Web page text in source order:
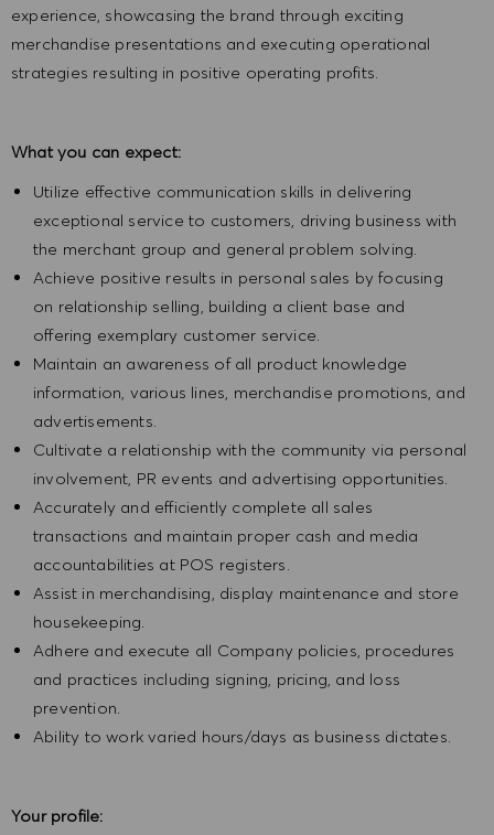
experience, showcasing the brand through exciting
merchandise presentations and executing operational
strategies resulting in positive operating profits.
What you can expect:
Utilize effective communication skills in delivering
exceptional service to customers, driving business with
the merchant group and general problem solving.
Achieve positive results in personal sales by focusing
on relationship selling, building a client base and
offering exemplary customer service.
Maintain an awareness of all product knowledge
information, various lines, merchandise promotions, and
advertisements.
Cultivate a relationship with the community via personal
involvement, PR events and advertising opportunities.
Accurately and efficiently complete all sales
transactions and maintain proper cash and media
accountabilities at POS registers.
Assist in merchandising, display maintenance and store
housekeeping.
Adhere and execute all Company policies, procedures
and practices including signing, pricing, and loss
prevention.
Ability to work varied hours/days as business dictates.
Your profile: